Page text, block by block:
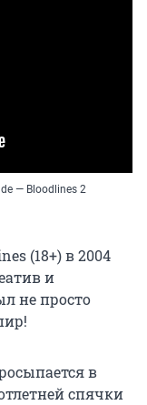
— Bloodlines 2
(18+) в 2004
и
не просто
в
спячки